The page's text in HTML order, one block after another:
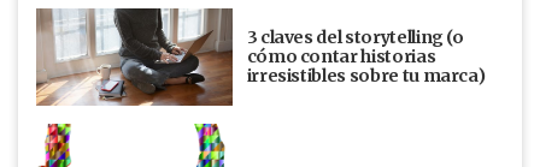
3 claves del storytelling (o
cómo contar historias
irresistibles sobre tu marca)